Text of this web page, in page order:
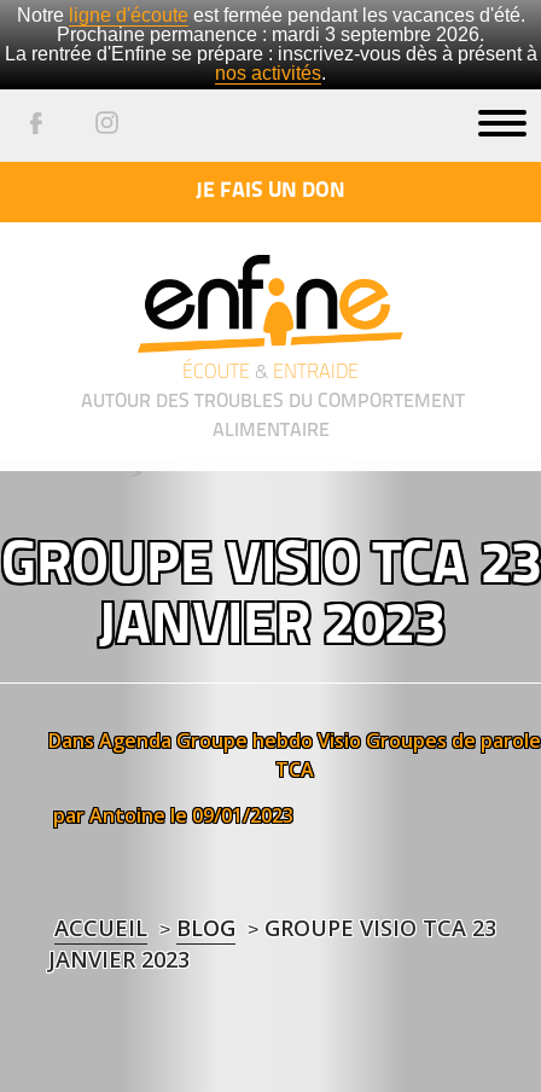
Notre ligne d'écouteest fermée pendant les vacances d'été.
Prochaine permanence : mardi 3 septembre 2026.
La rentrée d'Enfine se prépare : inscrivez-vous dès à présent à
nos activités.
JE FAIS UN DON
ÉCOUTE & ENTRAIDE
AUTOUR DES TROUBLES DU COMPORTEMENT
ALIMENTAIRE
');">
GROUPE VISIO TCA 23
JANVIER 2023
DansAgendaGroupe hebdo VisioGroupes de parole
TCA
par Antoinele 09/01/2023
ACCUEIL > BLOG > GROUPE VISIO TCA 23
JANVIER 2023